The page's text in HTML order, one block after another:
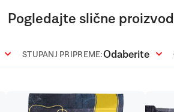
Pogledajte slične
STUPANJ PRIPREME:Odaberite